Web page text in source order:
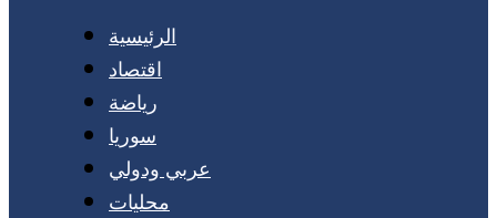
الرئيسية
اقتصاد
رياضة
سوريا
عربي ودولي
محليات